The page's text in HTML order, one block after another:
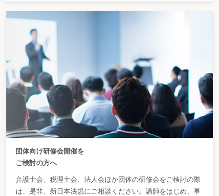
団体向け研修会開催を
ご検討の方へ
弁護士会、税理士会、法人会ほか団体の研修会をご検討の際
は、是非、新日本法規にご相談ください。講師をはじめ、事